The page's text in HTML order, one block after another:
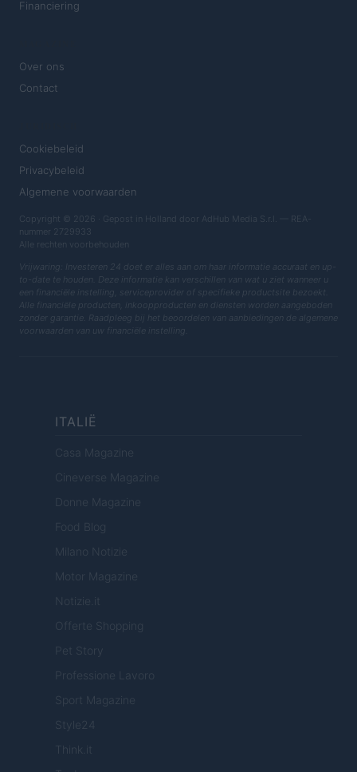
Financiering
Over ons
Contact
Cookiebeleid
Privacybeleid
Algemene voorwaarden
Copyright © 2026 · Gepost in Holland door AdHub Media S.r.l. — REA-
nummer 2729933
Alle rechten voorbehouden
Vrijwaring: Investeren 24 doet er alles aan om haar informatie accuraat en up-
to-date te houden. Deze informatie kan verschillen van wat u ziet wanneer u
een financiële instelling, serviceprovider of specifieke productsite bezoekt.
Alle financiële producten, inkoopproducten en diensten worden aangeboden
zonder garantie. Raadpleeg bij het beoordelen van aanbiedingen de algemene
voorwaarden van uw financiële instelling.
ITALIË
Casa Magazine
Cineverse Magazine
Donne Magazine
Food Blog
Milano Notizie
Motor Magazine
Notizie.it
Offerte Shopping
Pet Story
Professione Lavoro
Sport Magazine
Style24
Think.it